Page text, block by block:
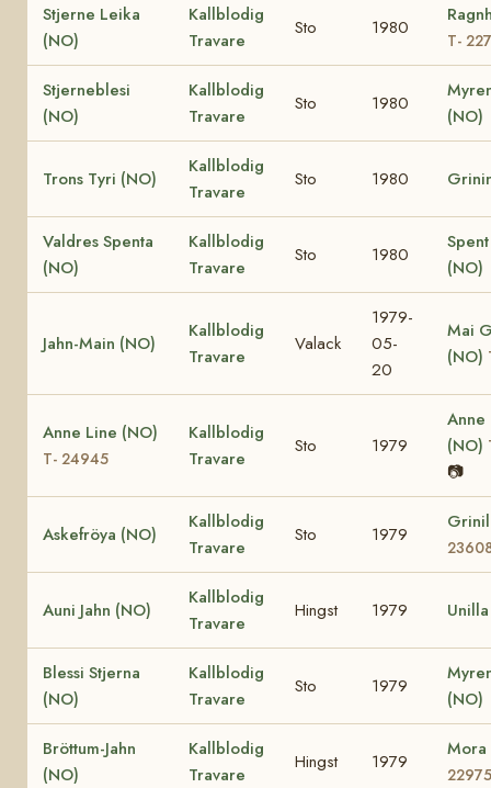
Stjerne Leika
(NO)
Kallblodig
Travare
Sto 1980
T-
Stjerneblesi
(NO)
Kallblodig
Travare
Sto 1980
(NO)
Trons Tyri (NO)
Kallblodig
Travare
Sto 1980
Valdres Spenta
(NO)
Kallblodig
Travare
Sto 1980
(NO)
Jahn-Main (NO)
Kallblodig
Travare
Valack
1979-
05-
20
Mai
(NO)
Anne Line (NO)
T- 24945
Kallblodig
Travare
Sto 1979
Anne
(NO)
📷
Askefröya (NO)
Kallblodig
Travare
Sto 1979
Auni Jahn (NO)
Kallblodig
Travare
Hingst 1979
Blessi Stjerna
(NO)
Kallblodig
Travare
Sto 1979
(NO)
Bröttum-Jahn
(NO)
Kallblodig
Travare
Hingst 1979
22975